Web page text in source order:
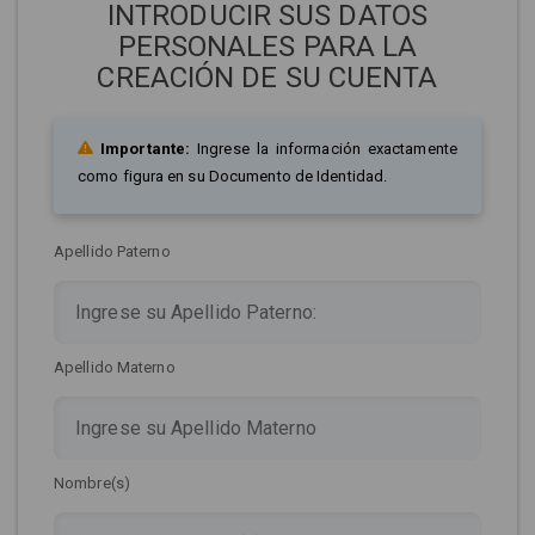
INTRODUCIR SUS DATOS
PERSONALES PARA LA
CREACIÓN DE SU CUENTA
Importante: Ingrese la información exactamente
como figura en su Documento de Identidad.
Apellido Paterno
Apellido Materno
Nombre(s)